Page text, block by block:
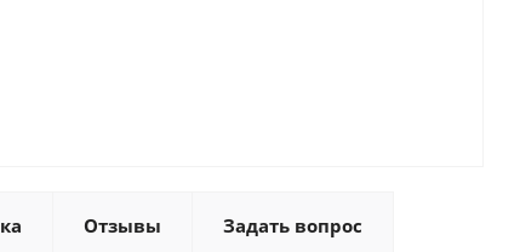
Отзывы Задать вопрос